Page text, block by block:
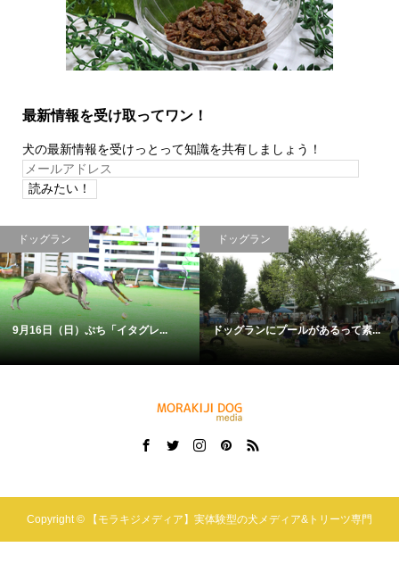
最新情報を受け取ってワン！
犬の最新情報を受けっとって知識を共有しましょう！
メ
ー
ア
ド
レ
ス
ドッグラン
9月16日（日）ぷち「イタグレ...
ドッグラン
ドッグランにプールがあるって素...
Copyright © 【モラキジメディア】実体験型の犬メディア&トリーツ専門